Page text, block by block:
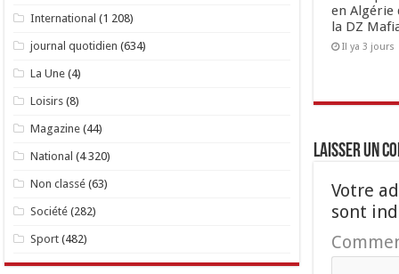
en Algérie
la DZ
Il ya 3 jours
Laisser un
Votre
sont
International (1 208)
journal quotidien (634)
La Une (4)
Loisirs (8)
Magazine (44)
National (4 320)
Non classé (63)
Société (282)
Sport (482)